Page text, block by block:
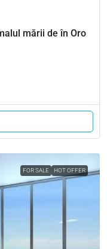
mării de în Oro
FOR SALE HOT OFFER